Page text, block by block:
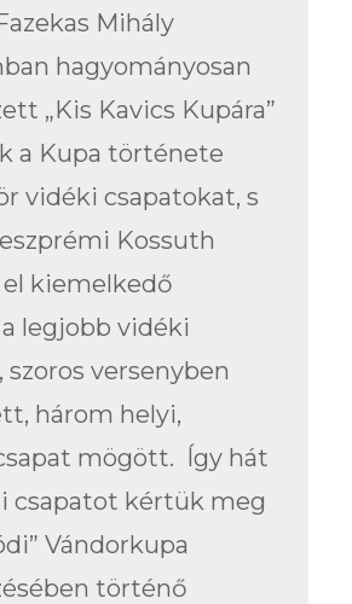
Mihály
hagyományosan
„Kis Kavics Kupára”
a Kupa története
vidéki csapatokat, s
Kossuth
kiemelkedő
legjobb vidéki
versenyben
három helyi,
mögött. Így hát
csapatot kértük meg
Vándorkupa
történő